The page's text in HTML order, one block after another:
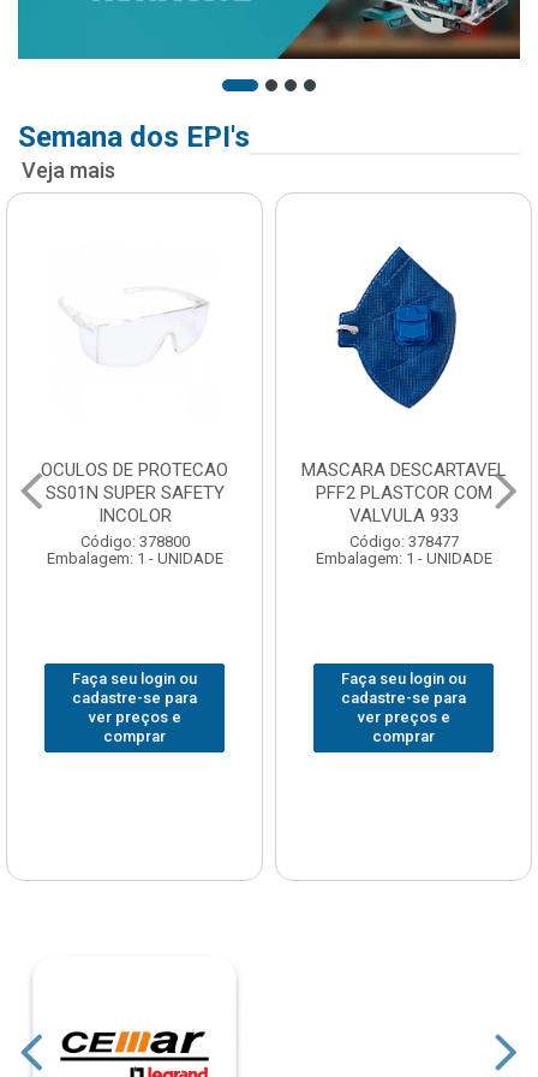
Semana dos EPI's
Veja mais
OCULOS DE PROTECAO
SS01N SUPER SAFETY
INCOLOR
Código: 378800
Embalagem: 1 - UNIDADE
Faça seu login ou
cadastre-se para
ver preços e
comprar
MASCARA DESCARTAVEL
PFF2 PLASTCOR COM
VALVULA 933
Código: 378477
Embalagem: 1 - UNIDADE
Faça seu login ou
cadastre-se para
ver preços e
comprar